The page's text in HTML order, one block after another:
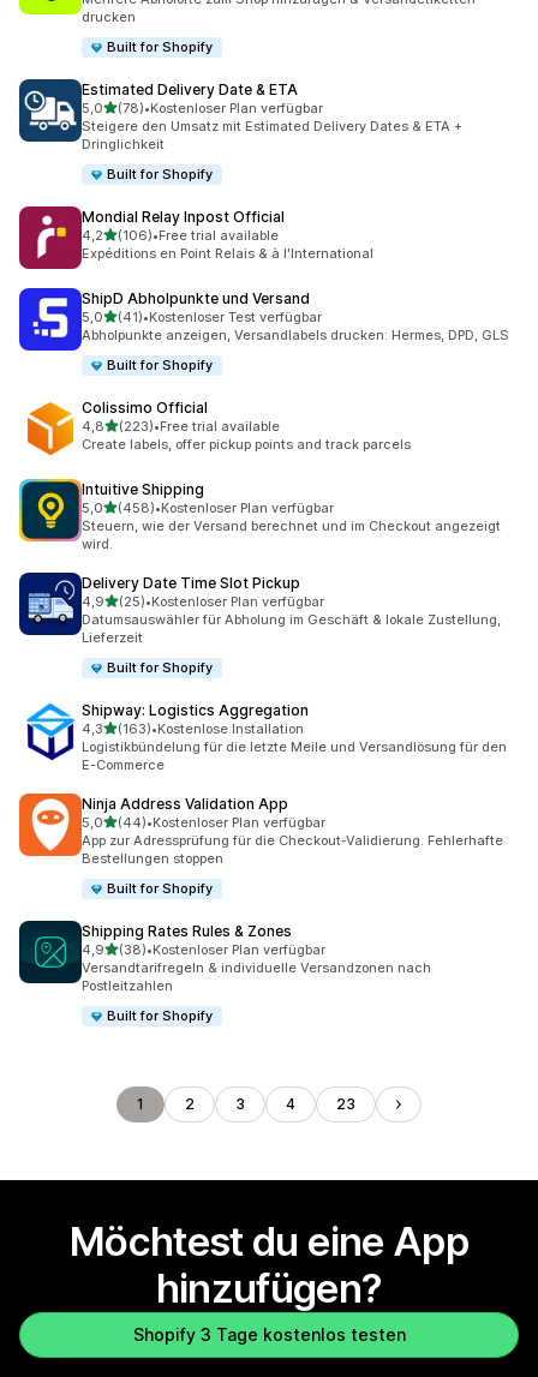
drucken
Built for Shopify
Estimated Delivery Date & ETA
5,0von 5 Sternen
(78)
78 Rezensionen insgesamt
•Kostenloser Plan verfügbar
Steigere den Umsatz mit Estimated Delivery Dates & ETA +
Dringlichkeit
Built for Shopify
Mondial Relay Inpost Official
4,2von 5 Sternen
(106)
106 Rezensionen insgesamt
•Free trial available
Expéditions en Point Relais & à l'International
ShipD Abholpunkte und Versand
5,0von 5 Sternen
(41)
41 Rezensionen insgesamt
•Kostenloser Test verfügbar
Abholpunkte anzeigen, Versandlabels drucken: Hermes, DPD, GLS
Built for Shopify
Colissimo Official
4,8von 5 Sternen
(223)
223 Rezensionen insgesamt
•Free trial available
Create labels, offer pickup points and track parcels
Intuitive Shipping
5,0von 5 Sternen
(458)
458 Rezensionen insgesamt
•Kostenloser Plan verfügbar
Steuern, wie der Versand berechnet und im Checkout angezeigt
wird.
Delivery Date Time Slot Pickup
4,9von 5 Sternen
(25)
25 Rezensionen insgesamt
•Kostenloser Plan verfügbar
Datumsauswähler für Abholung im Geschäft & lokale Zustellung,
Lieferzeit
Built for Shopify
Shipway: Logistics Aggregation
4,3von 5 Sternen
(163)
163 Rezensionen insgesamt
•Kostenlose Installation
Logistikbündelung für die letzte Meile und Versandlösung für den
E-Commerce
Ninja Address Validation App
5,0von 5 Sternen
(44)
44 Rezensionen insgesamt
•Kostenloser Plan verfügbar
App zur Adressprüfung für die Checkout-Validierung. Fehlerhafte
Bestellungen stoppen
Built for Shopify
Shipping Rates Rules & Zones
4,9von 5 Sternen
(38)
38 Rezensionen insgesamt
•Kostenloser Plan verfügbar
Versandtarifregeln & individuelle Versandzonen nach
Postleitzahlen
Built for Shopify
1 2 3 4 23
Möchtest du eine App
hinzufügen?
Shopify 3 Tage kostenlos testen